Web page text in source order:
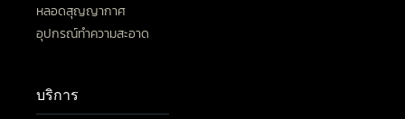
หลอดสุญญากาศ
อุปกรณ์ทำความสะอาด
บริการ